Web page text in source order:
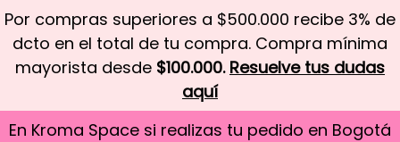
Por compras superiores a $500.000 recibe 3% de
dcto en el total de tu compra. Compra mínima
mayorista desde $100.000. Resuelve tus dudas
aquí
En Kroma Space si realizas tu pedido en Bogotá